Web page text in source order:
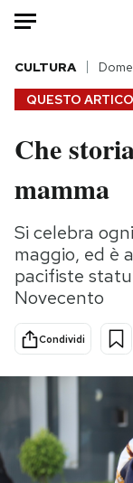
HOME
Italia
Politica
Tecnologia
Internet
Scienza
Cultura
Economia
PODCAST
QUESTO
CULTURA
Che
mamma
Si celebra
maggio, ed è
pacifiste
Novecento
Condividi